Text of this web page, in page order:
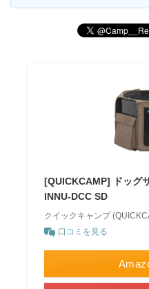
[QUICKCAMP] ドッグ
INNU-DCC SD
クイックキャンプ
口コミを見る